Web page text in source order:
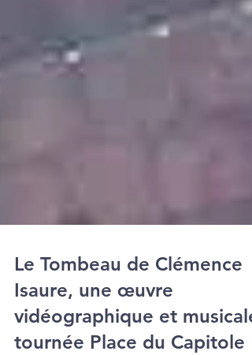
Le Tombeau de Clémence
Isaure, une œuvre
vidéographique et musicale